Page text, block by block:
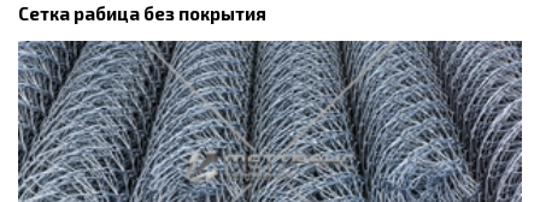
Сетка рабица без покрытия